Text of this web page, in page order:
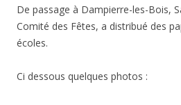
De passage à Dampierre-les-Bois,
Comité des Fêtes, a distribué des
écoles.
Ci dessous quelques photos :